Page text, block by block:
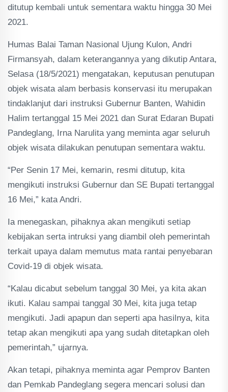
ditutup kembali untuk sementara waktu hingga 30 Mei
2021.
Humas Balai Taman Nasional Ujung Kulon, Andri
Firmansyah, dalam keterangannya yang dikutip Antara,
Selasa (18/5/2021) mengatakan, keputusan penutupan
objek wisata alam berbasis konservasi itu merupakan
tindaklanjut dari instruksi Gubernur Banten, Wahidin
Halim tertanggal 15 Mei 2021 dan Surat Edaran Bupati
Pandeglang, Irna Narulita yang meminta agar seluruh
objek wisata dilakukan penutupan sementara waktu.
“Per Senin 17 Mei, kemarin, resmi ditutup, kita
mengikuti instruksi Gubernur dan SE Bupati tertanggal
16 Mei,” kata Andri.
Ia menegaskan, pihaknya akan mengikuti setiap
kebijakan serta intruksi yang diambil oleh pemerintah
terkait upaya dalam memutus mata rantai penyebaran
Covid-19 di objek wisata.
“Kalau dicabut sebelum tanggal 30 Mei, ya kita akan
ikuti. Kalau sampai tanggal 30 Mei, kita juga tetap
mengikuti. Jadi apapun dan seperti apa hasilnya, kita
tetap akan mengikuti apa yang sudah ditetapkan oleh
pemerintah,” ujarnya.
Akan tetapi, pihaknya meminta agar Pemprov Banten
dan Pemkab Pandeglang segera mencari solusi dan